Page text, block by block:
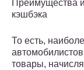
Преимущества
кэшбэка
То есть,
товары,